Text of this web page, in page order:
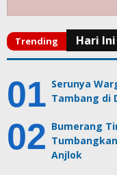
Serunya
Tambang di
Bumerang
Anjlok